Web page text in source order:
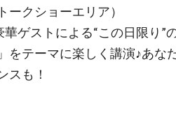
クショーエリア）
ゲストによる“この日限り”
をテーマに楽しく講演♪あな
スも！